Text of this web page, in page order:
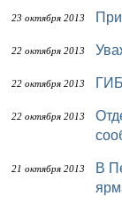
23 октября 2013
22 октября 2013
22 октября 2013
22 октября 2013
Отдел надзорной деятельности г. Печора
21 октября 2013
В Печоре прошла Республиканская